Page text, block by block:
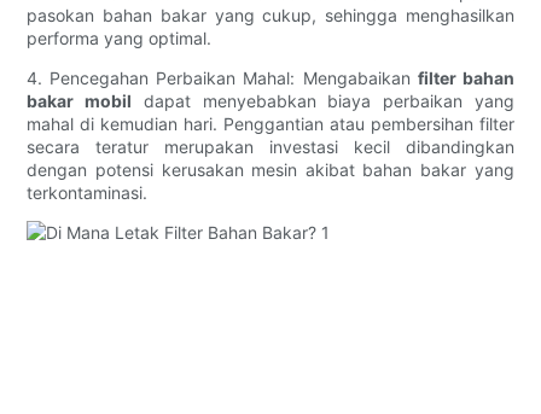
pasokan bahan bakar yang cukup, sehingga menghasilkan
performa yang optimal.
4. Pencegahan Perbaikan Mahal: Mengabaikan filter bahan
bakar mobil dapat menyebabkan biaya perbaikan yang
mahal di kemudian hari. Penggantian atau pembersihan filter
secara teratur merupakan investasi kecil dibandingkan
dengan potensi kerusakan mesin akibat bahan bakar yang
terkontaminasi.